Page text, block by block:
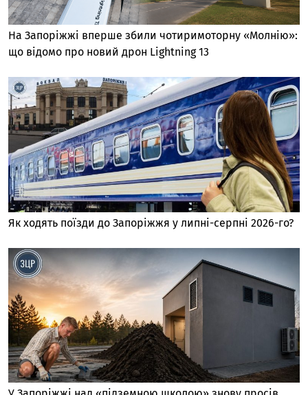
На Запоріжжі вперше збили чотиримоторну «Молнію»:
що відомо про новий дрон Lightning 13
Як ходять поїзди до Запоріжжя у липні-серпні 2026-го?